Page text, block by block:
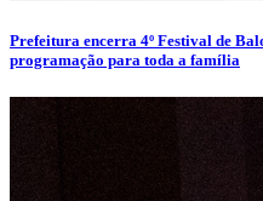
Prefeitura encerra 4º Festival de
programação para toda a família